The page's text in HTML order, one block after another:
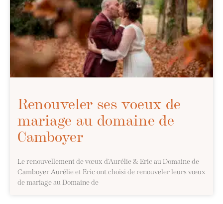
Renouveler ses voeux de
mariage au domaine de
Camboyer
Le renouvellement de vœux d’Aurélie & Eric au Domaine de
Camboyer Aurélie et Eric ont choisi de renouveler leurs vœux
de mariage au Domaine de